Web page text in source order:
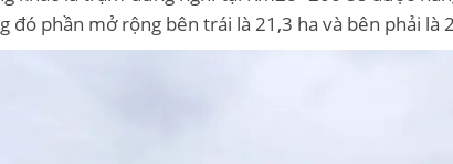
đó phần mở rộng bên trái là 21,3 ha và bên phải là